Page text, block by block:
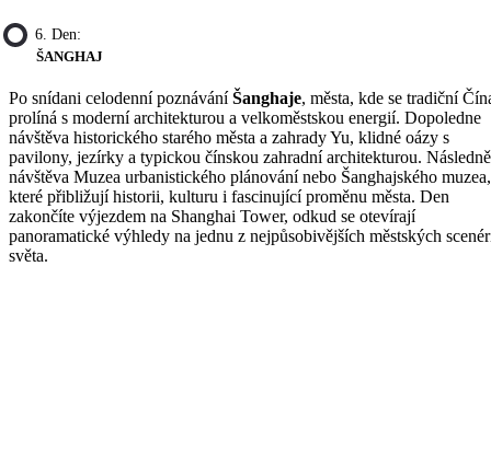
6. Den:
ŠANGHAJ
Po snídani celodenní poznáváníŠanghaje, města, kde se tradiční
prolíná s moderní architekturou a velkoměstskou energií. Dopoledne
návštěva historického starého města a zahrady Yu, klidné oázy s
pavilony, jezírky a typickou čínskou zahradní architekturou. Následně
návštěva Muzea urbanistického plánování nebo Šanghajského muzea,
které přibližují historii, kulturu i fascinující proměnu města. Den
zakončíte výjezdem na Shanghai Tower, odkud se otevírají
panoramatické výhledy na jednu z nejpůsobivějších městských
světa.